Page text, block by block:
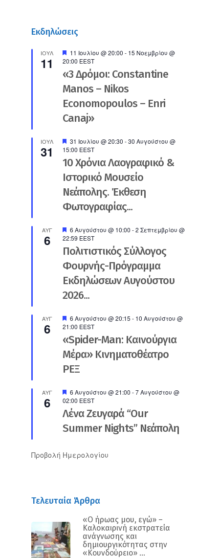
Εκδηλώσεις
ΙΟΎΛ
11
Προτεινόμενο
11 Ιουλίου @ 20:00 - 15 Νοεμβρίου @
20:00 EEST
«3 Δρόμοι: Constantine
Manos – Nikos
Economopoulos – Enri
Canaj»
ΙΟΎΛ
31
Προτεινόμενο
31 Ιουλίου @ 20:30 -30 Αυγούστου @
15:00 EEST
10 Χρόνια Λαογραφικό &
Ιστορικό Μουσείο
Νεάπολης. Έκθεση
Φωτογραφίας...
ΑΥΓ
6
Προτεινόμενο
6 Αυγούστου @ 10:00 -2 Σεπτεμβρίου @
22:59 EEST
Πολιτιστικός Σύλλογος
Φουρνής-Πρόγραμμα
Εκδηλώσεων Αυγούστου
2026...
ΑΥΓ
6
Προτεινόμενο
6 Αυγούστου @ 20:15 - 10 Αυγούστου @
21:00 EEST
«Spider-Man: Καινούργια
Μέρα» Κινηματοθέατρο
ΡΕΞ
ΑΥΓ
6
Προτεινόμενο
6 Αυγούστου @ 21:00 -7 Αυγούστου @
02:00 EEST
Λένα Ζευγαρά “Our
Summer Nights” Νεάπολη
Προβολή Ημερολογίου
Τελευταία Άρθρα
«Ο ήρωας μου, εγώ» –
Καλοκαιρινή εκστρατεία
ανάγνωσης και
δημιουργικότητας στην
«Κουνδούρειο» ...